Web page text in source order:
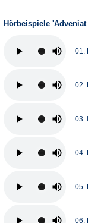
Hörbeispiele
01.
02.
03.
04.
05.
06.